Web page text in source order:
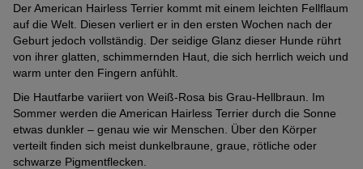
Pfoten)
von
5
ausgeprägt
(2
von
Pfoten)
Als Jagdhund geeignet
Mittelmäßig
ausgeprägt
von
5
Pfoten)
Pflegeleichtes Fell
schwach
ausgeprägt
(1
von
Hitzeresistent
Stark
ausgeprägt
(4
Kälteresistent
Sehr
Der American Hairless Terrier kommt mit einem leichten Fellflaum
auf die Welt. Diesen verliert er in den ersten Wochen nach der
Geburt jedoch vollständig. Der seidige Glanz dieser Hunde rührt
von ihrer glatten, schimmernden Haut, die sich herrlich weich und
warm unter den Fingern anfühlt.
Die Hautfarbe variiert von Weiß-Rosa bis Grau-Hellbraun. Im
Sommer werden die American Hairless Terrier durch die Sonne
etwas dunkler – genau wie wir Menschen. Über den Körper
verteilt finden sich meist dunkelbraune, graue, rötliche oder
schwarze Pigmentflecken.